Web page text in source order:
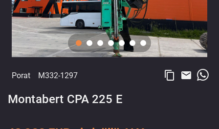
Porat M332-1297 content_copy email
Montabert CPA 225 E